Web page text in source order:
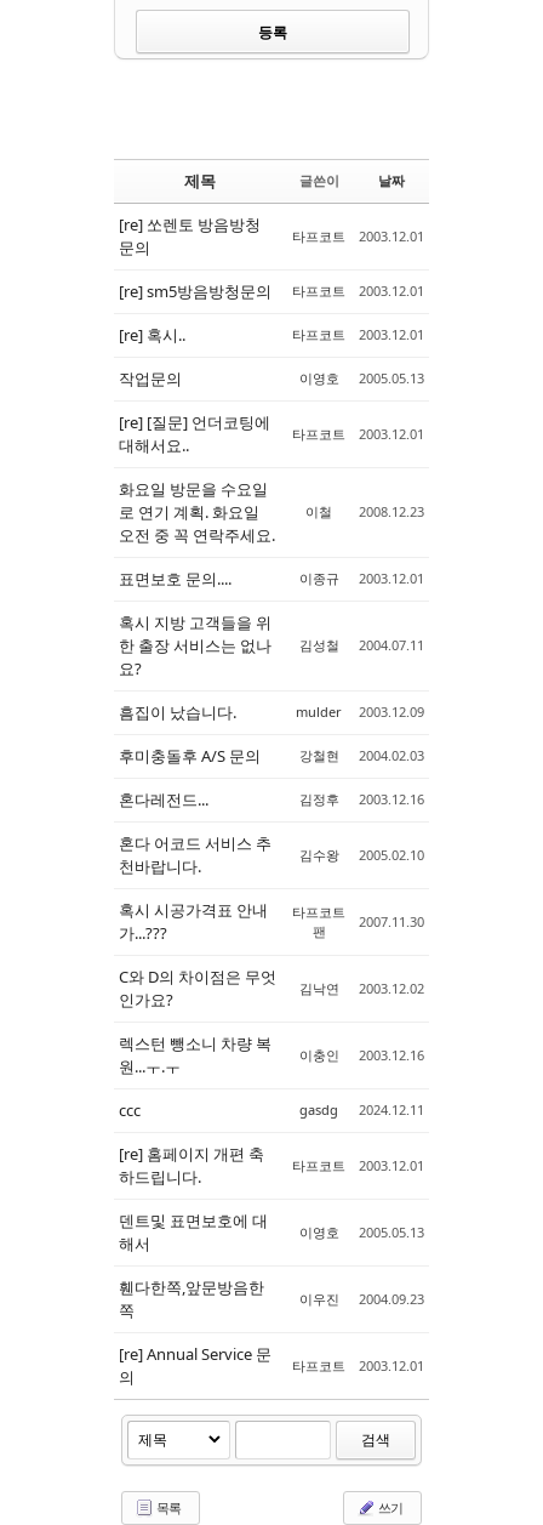
제목 글쓴이 날짜
[re] 쏘렌토 방음방청
문의
타프코트 2003.12.01
[re] sm5방음방청문의 타프코트 2003.12.01
[re] 혹시.. 타프코트 2003.12.01
작업문의 이영호 2005.05.13
[re] [질문] 언더코팅에
대해서요..
타프코트 2003.12.01
화요일 방문을 수요일
로 연기 계획. 화요일
오전 중 꼭 연락주세요.
이철 2008.12.23
표면보호 문의.... 이종규 2003.12.01
혹시 지방 고객들을 위
한 출장 서비스는 없나
요?
김성철 2004.07.11
흠집이 났습니다. mulder 2003.12.09
후미충돌후 A/S 문의 강철현 2004.02.03
혼다레전드... 김정후 2003.12.16
혼다 어코드 서비스 추
천바랍니다.
김수왕 2005.02.10
혹시 시공가격표 안내
가...???
타프코트
팬
2007.11.30
C와 D의 차이점은 무엇
인가요?
김낙연 2003.12.02
렉스턴 뺑소니 차량 복
원...ㅜ.ㅜ
이충인 2003.12.16
ccc gasdg 2024.12.11
[re] 홈페이지 개편 축
하드립니다.
타프코트 2003.12.01
덴트및 표면보호에 대
해서
이영호 2005.05.13
휀다한쪽,앞문방음한
쪽
이우진 2004.09.23
[re] Annual Service 문
의
타프코트 2003.12.01
검색
목록 쓰기